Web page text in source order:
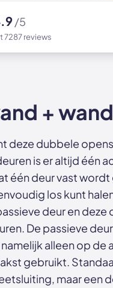
/5
7287 reviews
+ wand
deze dubbele
is er altijd één
één deur vast
los kunt
deur en deze
De passieve
alleen op de
gebruikt.
maar een